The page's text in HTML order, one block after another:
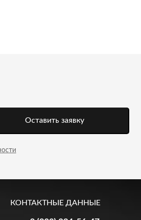
Оставить заявку
КОНТАКТНЫЕ ДАННЫЕ